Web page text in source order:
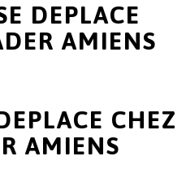
DEPLACE
AMIENS
CHEZ
AMIENS